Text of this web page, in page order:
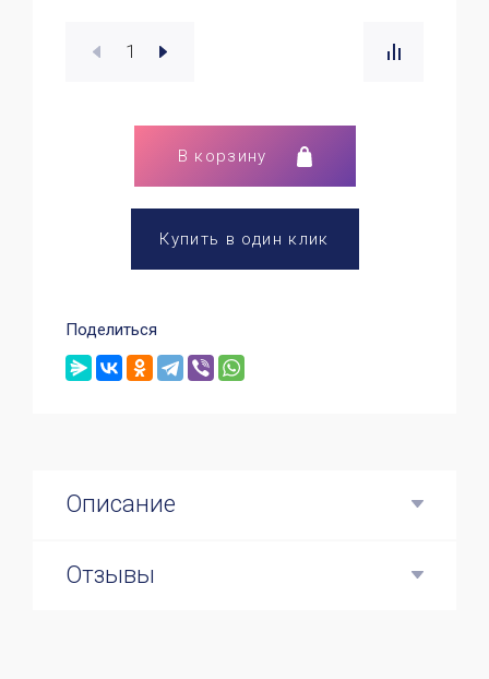
В корзину
Купить в один клик
Поделиться
Описание
Отзывы